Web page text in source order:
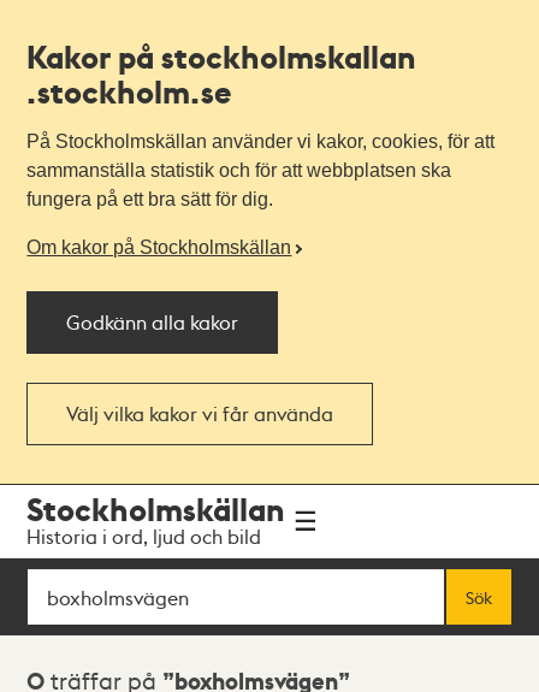
Kakor på stockholmskallan
.stockholm.se
På Stockholmskällan använder vi kakor, cookies, för att
sammanställa statistik och för att webbplatsen ska
fungera på ett bra sätt för dig.
Om kakor på Stockholmskällan
Godkänn alla kakor
Välj vilka kakor vi får använda
navigationen
huvudinnehållet
Stockholmskällan
Historia i ord, ljud och bild
Sök
Sök
Sökresultat
0 träffar på boxholmsvägen